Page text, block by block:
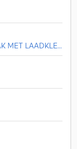
MET LAADKLE...